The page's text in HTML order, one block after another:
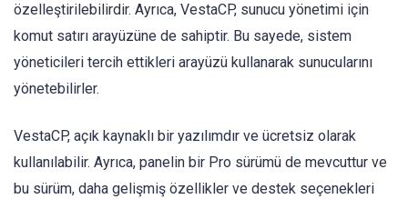
özelleştirilebilirdir. Ayrıca, VestaCP, sunucu yönetimi için
komut satırı arayüzüne de sahiptir. Bu sayede, sistem
yöneticileri tercih ettikleri arayüzü kullanarak sunucularını
yönetebilirler.
VestaCP, açık kaynaklı bir yazılımdır ve ücretsiz olarak
kullanılabilir. Ayrıca, panelin bir Pro sürümü de mevcuttur ve
bu sürüm, daha gelişmiş özellikler ve destek seçenekleri